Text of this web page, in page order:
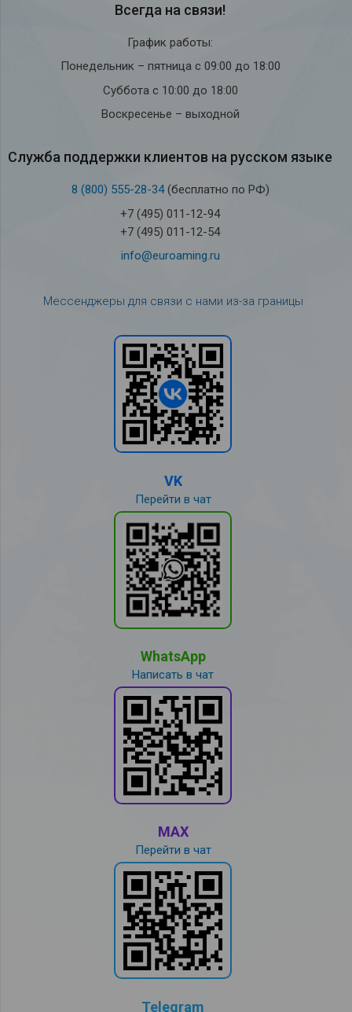
Всегда на связи!
График работы:
Понедельник – пятница с 09:00 до 18:00
Суббота с 10:00 до 18:00
Воскресенье – выходной
Служба под­держки кли­ен­тов на рус­ском языке
8 (800) 555-28-34(бесплатно по РФ)
+7 (495) 011-12-94
+7 (495) 011-12-54
info@euroaming.ru
Мессенджеры для связи с нами из-за границы
VK
Перейти в чат
WhatsApp
Написать в чат
MAX
Перейти в чат
Telegram